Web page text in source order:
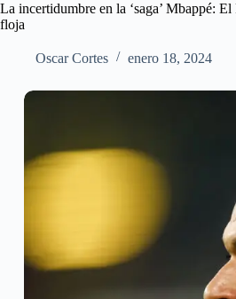
La incertidumbre en la ‘saga’ Mbappé:
floja
Oscar Cortes enero 18, 2024